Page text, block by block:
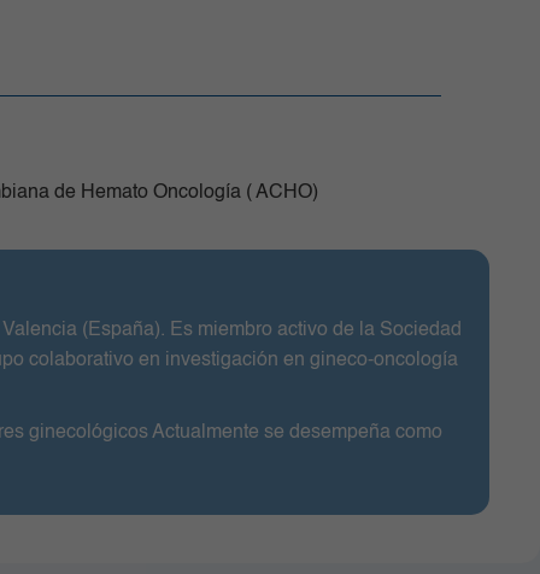
de Hemato Oncología ( ACHO)
(España). Es miembro activo de la Sociedad
colaborativo en investigación en gineco-oncología
ginecológicos Actualmente se desempeña como